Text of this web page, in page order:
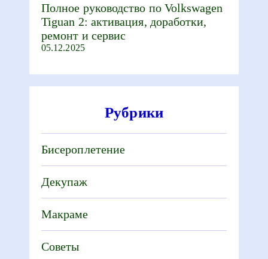
Полное руководство по Volkswagen
Tiguan 2: активация, доработки,
ремонт и сервис
05.12.2025
Рубрики
Бисероплетение
Декупаж
Макраме
Советы